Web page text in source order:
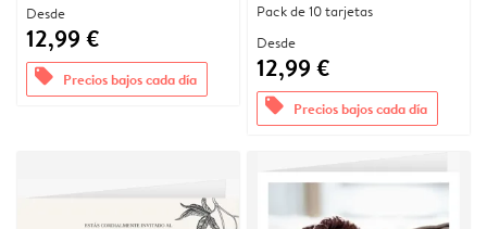
Desde
12,99 €
offers Precios bajos cada día
Pack de 10 tarjetas
Desde
12,99 €
offers Precios bajos cada día